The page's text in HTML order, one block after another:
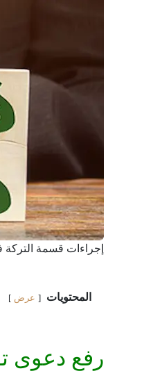
إجراءات قسمة التركة
المحتويات عرض
رفع دعوى